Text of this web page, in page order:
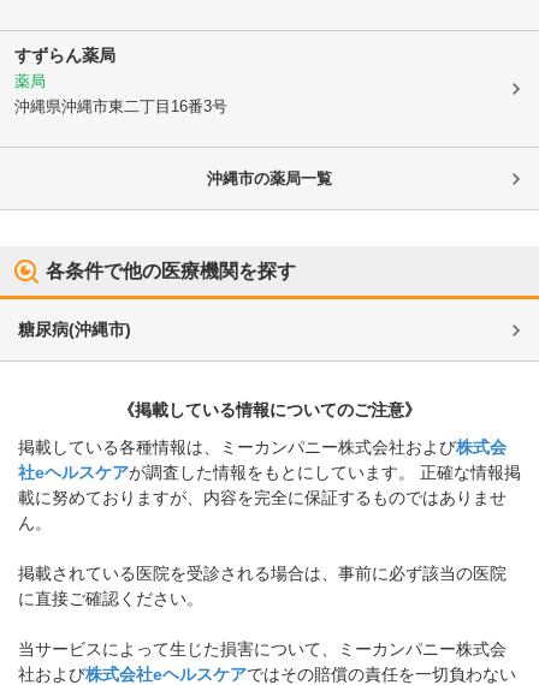
すずらん薬局
薬局
沖縄県沖縄市東二丁目16番3号
沖縄市の薬局一覧
各条件で他の医療機関を探す
糖尿病(沖縄市)
《掲載している情報についてのご注意》
掲載している各種情報は、ミーカンパニー株式会社および株式会
社eヘルスケアが調査した情報をもとにしています。 正確な情報掲
載に努めておりますが、内容を完全に保証するものではありませ
ん。
掲載されている医院を受診される場合は、事前に必ず該当の医院
に直接ご確認ください。
当サービスによって生じた損害について、ミーカンパニー株式会
社および株式会社eヘルスケアではその賠償の責任を一切負わない